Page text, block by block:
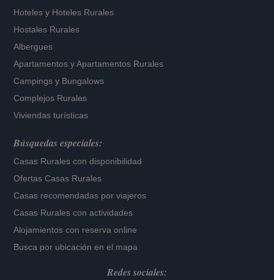
Hoteles y Hoteles Rurales
Hostales Rurales
Albergues
Apartamentos yApartamentos Rurales
Campings y Bungalows
Complejos Rurales
Viviendas turísticas
Búsquedas especiales:
Casas Rurales con disponibilidad
Ofertas Casas Rurales
Casas recomendadas por viajeros
Casas Rurales con actividades
Alojamientos con reserva online
Busca por ubicación en el mapa
Redes sociales: